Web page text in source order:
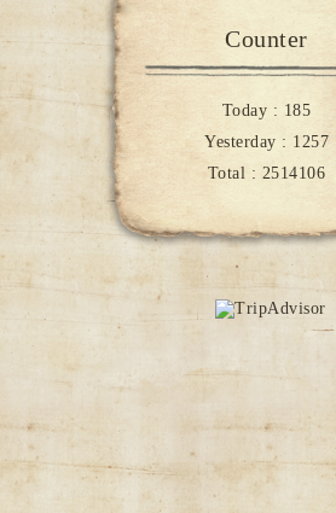
Counter
Today : 185
Yesterday : 1257
Total : 2514106